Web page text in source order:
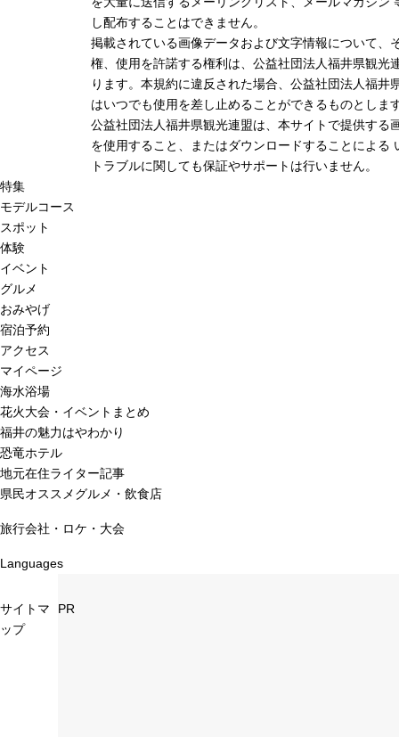
し配布することはできません。
掲載されている画像データおよび文字情報について、
権、使用を許諾する権利は、公益社団法人福井県観光
ります。本規約に違反された場合、公益社団法人福井
はいつでも使用を差し止めることができるものとしま
公益社団法人福井県観光連盟は、本サイトで提供する
を使用すること、またはダウンロードすることによる
トラブルに関しても保証やサポートは行いません。
特集
モデルコース
スポット
体験
イベント
グルメ
おみやげ
宿泊予約
アクセス
マイページ
海水浴場
花火大会・イベントまとめ
福井の魅力はやわかり
恐竜ホテル
地元在住ライター記事
県民オススメグルメ・飲食店
旅行会社・ロケ・大会
Languages
サイトマ
ップ
PR